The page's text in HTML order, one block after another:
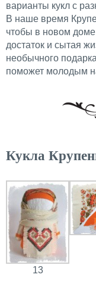
варианты кукл с
В наше время
чтобы в новом
достаток и сытая
необычного
поможет молодым
Кукла
13